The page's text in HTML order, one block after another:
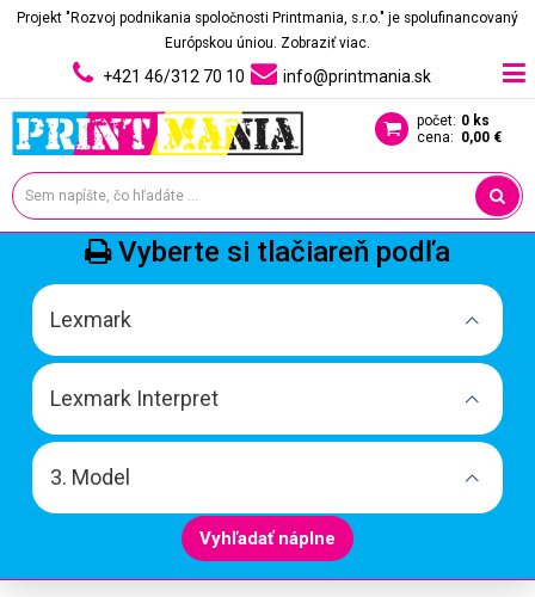
Projekt "Rozvoj podnikania spoločnosti Printmania, s.r.o." je spolufinancovaný
Európskou úniou. Zobraziť viac.
+421 46/312 70 10 info@printmania.sk
počet: 0 ks
cena: 0,00 €
Vyberte si tlačiareň podľa
Lexmark
Lexmark Interpret
3. Model
Vyhľadať náplne